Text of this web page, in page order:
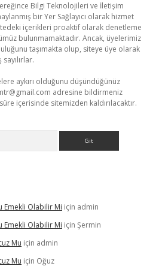
Bilgi Teknolojileri ve İletişim
bir Yer Sağlayıcı olarak hizmet
içerikleri proaktif olarak denetleme
bulunmamaktadır. Ancak, üyelerimiz
taşımakta olup, siteye üye olarak
aykırı olduğunu düşündüğünüz
adresine bildirmeniz
içerisinde sitemizden kaldırılacaktır.
Emekli Olabilir Mi için admin
Emekli Olabilir Mi için Şermin
Mu için admin
Mu için Oğuz